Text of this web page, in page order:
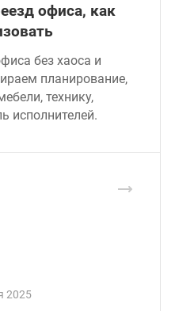
офиса, как
без хаоса и
планирование,
технику,
исполнителей.
2025